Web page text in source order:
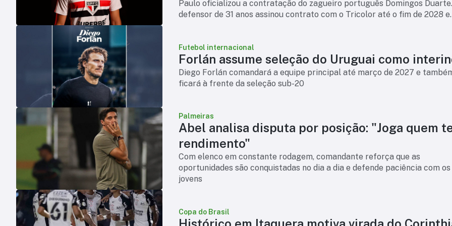
Paulo oficializou a contratação do zagueiro português Domingos
defensor de 31 anos assinou contrato com o Tricolor até o fim de 2028 e
Futebol internacional
Forlán assume seleção do Uruguai como
Diego Forlán comandará a equipe principal até março de 2027 e
ficará à frente da seleção sub-20
Palmeiras
Abel analisa disputa por posição: "Joga quem
rendimento"
Com elenco em constante rodagem, comandante reforça que as
oportunidades são conquistadas no dia a dia e defende paciência com os
jovens
Copa do Brasil